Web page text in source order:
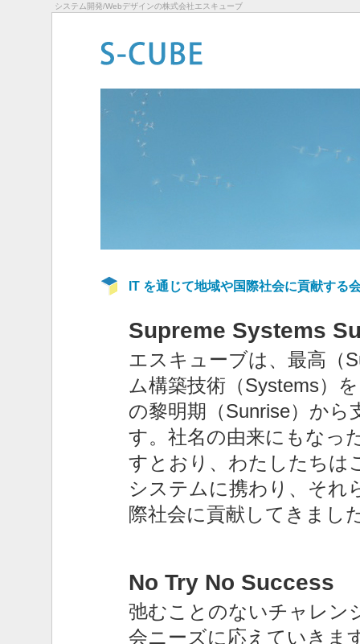
システム開発/Webデザインの株式会社エスキューブ
IT を通じて地域や国際社会に貢献する
Supreme Systems
エスキューブは、最高（
ム構築技術（Systems）
の黎明期（Sunrise）から
す。社名の由来にもなっ
すとおり、わたしたちは
システムに携わり、それ
際社会に貢献してきまし
No Try No Success
弛むことのないチャレン
会ニーズに応えていきま